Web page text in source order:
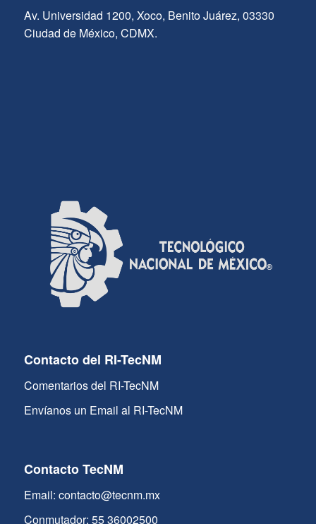
Av. Universidad 1200, Xoco, Benito Juárez, 03330
Ciudad de México, CDMX.
Contacto del RI-TecNM
Comentarios del RI-TecNM
Envíanos un Email al RI-TecNM
Contacto TecNM
Email: contacto@tecnm.mx
Conmutador: 55 36002500